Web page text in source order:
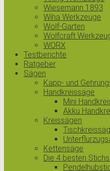
Wiesemann 1893
Wiha Werkzeuge
Wolf-Garten
Wolfcraft
WORX
Testberichte
Ratgeber
Sägen
Kapp- und
Handkreissäge
Mini
Akku
Kreissägen
Kettensäge
Die 4 besten